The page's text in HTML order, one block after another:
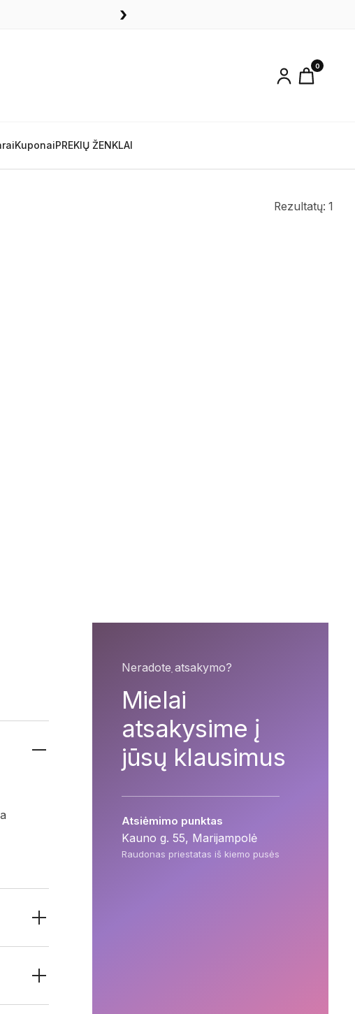
›
0
KuponaiPREKIŲ ŽENKLAI
Rezultatų: 1
Neradote atsakymo?
Mielai
atsakysime į
jūsų klausimus
Atsiėmimo punktas
Kauno g. 55, Marijampolė
Raudonas priestatas iš kiemo pusės